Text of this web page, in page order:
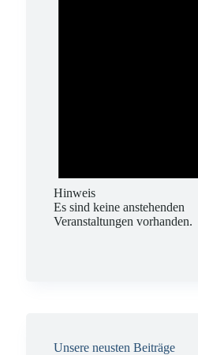
Hinweis
Es sind keine anstehenden
Veranstaltungen vorhanden.
Unsere neusten Beiträge